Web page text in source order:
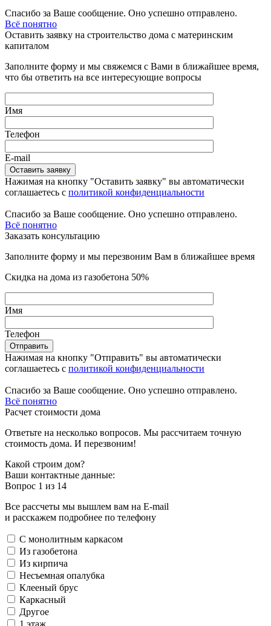
Спасибо за Ваше сообщение. Оно успешно отправлено.
Всё понятно
Оставить заявку на строительство дома с материнским
капиталом
Заполните форму и мы свяжемся с Вами в ближайшее время,
что бы ответить на все интересующие вопросы
Имя
Телефон
E-mail
Нажимая на кнопку "Оставить заявку" вы автоматически
соглашаетесь с политикой конфиденциальности
Спасибо за Ваше сообщение. Оно успешно отправлено.
Всё понятно
Заказать консультацию
Заполните форму и мы перезвоним Вам в ближайшее время
Скидка на дома из газобетона 50%
Имя
Телефон
Нажимая на кнопку "Отправить" вы автоматически
соглашаетесь с политикой конфиденциальности
Спасибо за Ваше сообщение. Оно успешно отправлено.
Всё понятно
Расчет стоимости дома
Ответьте на несколько вопросов. Мы рассчитаем точную
стоимость дома. И перезвоним!
Какой строим дом?
Ваши контактные данные:
Вопрос 1 из 14
Все рассчеты мы вышлем вам на E-mail
и расскажем подробнее по телефону
С монолитным каркасом
Из газобетона
Из кирпича
Несъемная опалубка
Клееный брус
Каркасный
Другое
1 этаж